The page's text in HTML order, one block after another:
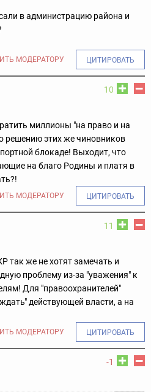
в администрацию района и
МОДЕРАТОРУ ЦИТИРОВАТЬ
10
миллионы "на право и на
решению этих же чиновников
блокаде! Выходит, что
на благо Родины и платя в
МОДЕРАТОРУ ЦИТИРОВАТЬ
11
так же не хотят замечать и
проблему из-за "уважения" к
Для "правоохранителей"
действующей власти, а на
МОДЕРАТОРУ ЦИТИРОВАТЬ
-1